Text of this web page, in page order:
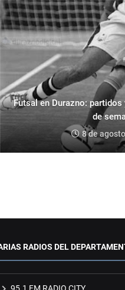
Futsal en Durazno:
de
8 de
RADIOS DEL
95.1 FM RADIO CITY